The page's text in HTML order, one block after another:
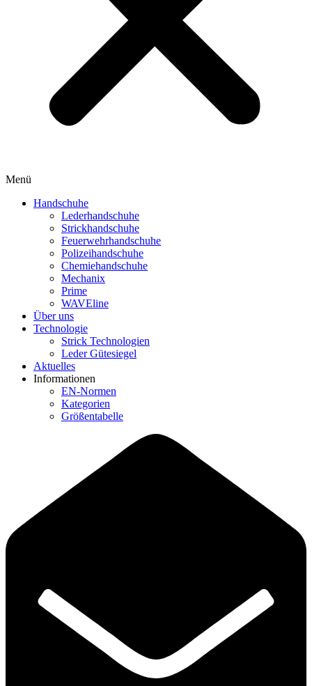
Menü
Handschuhe
Lederhandschuhe
Strickhandschuhe
Feuerwehrhandschuhe
Polizeihandschuhe
Chemiehandschuhe
Mechanix
Prime
WAVEline
Über uns
Technologie
Strick Technologien
Leder Gütesiegel
Aktuelles
Informationen
EN-Normen
Kategorien
Größentabelle